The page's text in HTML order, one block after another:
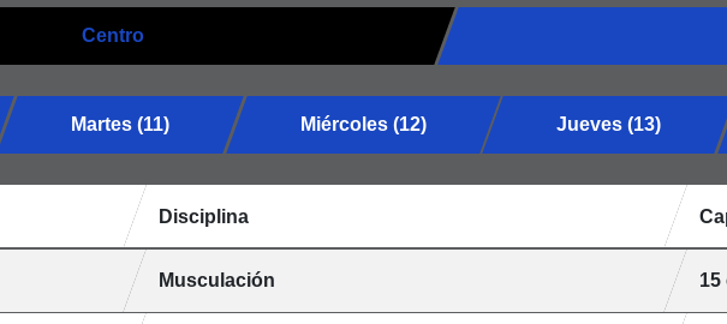
Centro
Martes (11) Miércoles (12) Jueves (13)
Disciplina
Musculación 15